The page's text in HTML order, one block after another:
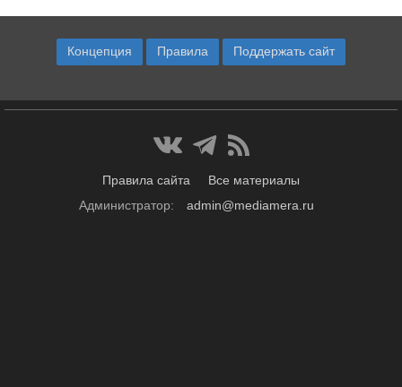
Концепция Правила Поддержать сайт
Правила сайта
Все материалы
Администратор:
admin@mediamera.ru